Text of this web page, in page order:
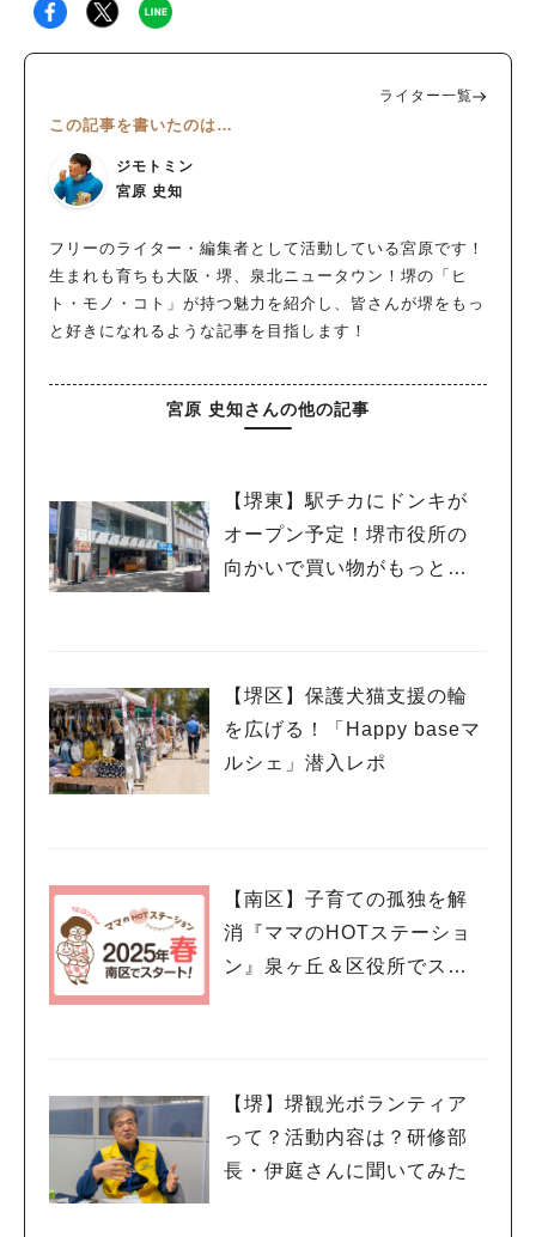
ライター一覧
この記事を書いたのは…
ジモトミン
宮原 史知
フリーのライター・編集者として活動している宮原です！
生まれも育ちも大阪・堺、泉北ニュータウン！堺の「ヒ
ト・モノ・コト」が持つ魅力を紹介し、皆さんが堺をもっ
と好きになれるような記事を目指します！
宮原 史知さんの他の記事
【堺東】駅チカにドンキが
オープン予定！堺市役所の
向かいで買い物がもっと便
【堺区】保護犬猫支援の輪
を広げる！「Happy baseマ
ルシェ」潜入レポ
【南区】子育ての孤独を解
消『ママのHOTステーショ
ン』泉ヶ丘＆区役所でスタ
【堺】堺観光ボランティア
って？活動内容は？研修部
長・伊庭さんに聞いてみた
人気のキーワード